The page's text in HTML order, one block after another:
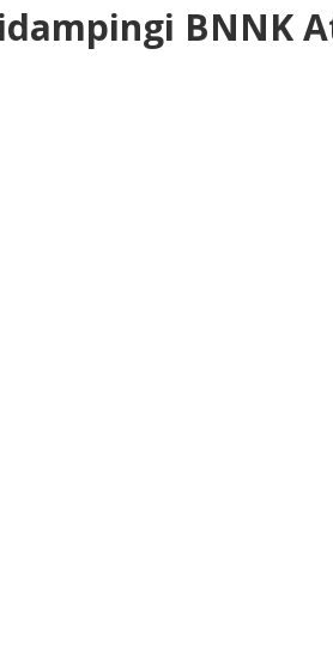
BNNK